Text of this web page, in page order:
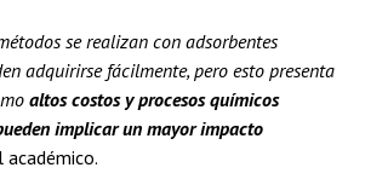
se realizan con adsorbentes
adquirirse fácilmente, pero esto presenta
altos costos y procesos químicos
implicar un mayor impacto
académico.